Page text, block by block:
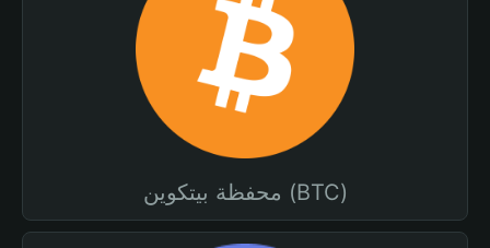
محفظة بيتكوين (BTC)